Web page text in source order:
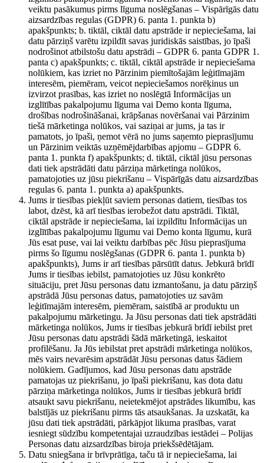
veiktu pasākumus pirms līguma noslēgšanas – Vispārīgās datu
aizsardzības regulas (GDPR) 6. panta 1. punkta b)
apakšpunkts; b. tiktāl, ciktāl datu apstrāde ir nepieciešama, lai
datu pārziņš varētu izpildīt savas juridiskās saistības, jo īpaši
nodrošinot atbilstošu datu apstrādi – GDPR 6. panta GDPR 1.
panta c) apakšpunkts; c. tiktāl, ciktāl apstrāde ir nepieciešama
nolūkiem, kas izriet no Pārzinim piemītošajām leģitīmajām
interesēm, piemēram, veicot nepieciešamos norēķinus un
izvirzot prasības, kas izriet no noslēgtā Informācijas un
izglītības pakalpojumu līguma vai Demo konta līguma,
drošības nodrošināšanai, krāpšanas novēršanai vai Pārzinim
tiešā mārketinga nolūkos, vai saziņai ar jums, ja tas ir
pamatots, jo īpaši, ņemot vērā no jums saņemto pieprasījumu
un Pārzinim veiktās uzņēmējdarbības apjomu – GDPR 6.
panta 1. punkta f) apakšpunkts; d. tiktāl, ciktāl jūsu personas
dati tiek apstrādāti datu pārziņa mārketinga nolūkos,
pamatojoties uz jūsu piekrišanu – Vispārīgās datu aizsardzības
regulas 6. panta 1. punkta a) apakšpunkts.
Jums ir tiesības piekļūt saviem personas datiem, tiesības tos
labot, dzēst, kā arī tiesības ierobežot datu apstrādi. Tiktāl,
ciktāl apstrāde ir nepieciešama, lai izpildītu Informācijas un
izglītības pakalpojumu līgumu vai Demo konta līgumu, kurā
Jūs esat puse, vai lai veiktu darbības pēc Jūsu pieprasījuma
pirms šo līgumu noslēgšanas (GDPR 6. panta 1. punkta b)
apakšpunkts), Jums ir arī tiesības pārsūtīt datus. Jebkurā brīdī
Jums ir tiesības iebilst, pamatojoties uz Jūsu konkrēto
situāciju, pret Jūsu personas datu izmantošanu, ja datu pārziņš
apstrādā Jūsu personas datus, pamatojoties uz savām
leģitīmajām interesēm, piemēram, saistībā ar produktu un
pakalpojumu mārketingu. Ja Jūsu personas dati tiek apstrādāti
mārketinga nolūkos, Jums ir tiesības jebkurā brīdī iebilst pret
Jūsu personas datu apstrādi šādā mārketingā, ieskaitot
profilēšanu. Ja Jūs iebilstat pret apstrādi mārketinga nolūkos,
mēs vairs nevarēsim apstrādāt Jūsu personas datus šādiem
nolūkiem. Gadījumos, kad Jūsu personas datu apstrāde
pamatojas uz piekrišanu, jo īpaši piekrišanu, kas dota datu
pārziņa mārketinga nolūkos, Jums ir tiesības jebkurā brīdī
atsaukt savu piekrišanu, neietekmējot apstrādes likumību, kas
balstījās uz piekrišanu pirms tās atsaukšanas. Ja uzskatāt, ka
jūsu dati tiek apstrādāti, pārkāpjot likuma prasības, varat
iesniegt sūdzību kompetentajai uzraudzības iestādei – Polijas
Personas datu aizsardzības biroja priekšsēdētājam.
Datu sniegšana ir brīvprātīga, taču tā ir nepieciešama, lai